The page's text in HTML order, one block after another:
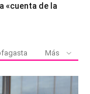
«cuenta de la
Más